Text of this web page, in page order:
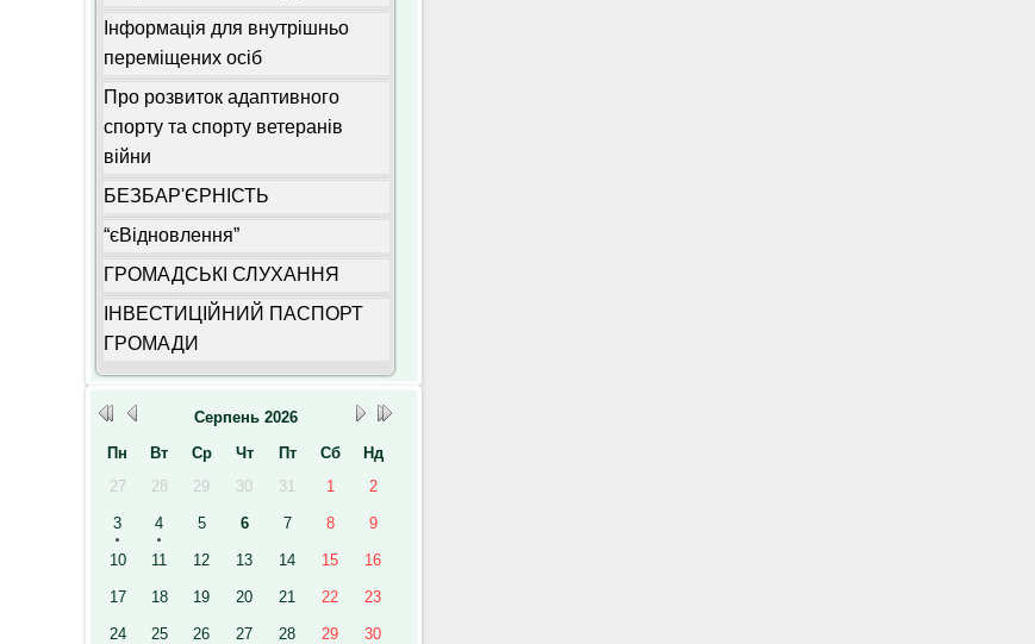
Інформація для внутрішньо
переміщених осіб
Про розвиток адаптивного
спорту та спорту ветеранів
війни
БЕЗБАР'ЄРНІСТЬ
“єВідновлення”
ГРОМАДСЬКІ СЛУХАННЯ
ІНВЕСТИЦІЙНИЙ ПАСПОРТ
ГРОМАДИ
Серпень 2026
Пн
Вт Ср Чт Пт Сб
Нд
27
28 29 30 31 1 2
3 4 5 6 7 8 9
10 11 12 13 14 15 16
17 18 19 20 21 22 23
24 25 26 27 28 29 30